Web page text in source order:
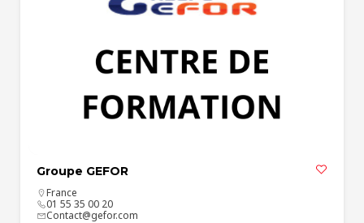
Groupe GEFOR
France
01 55 35 00 20
Contact@gefor.com